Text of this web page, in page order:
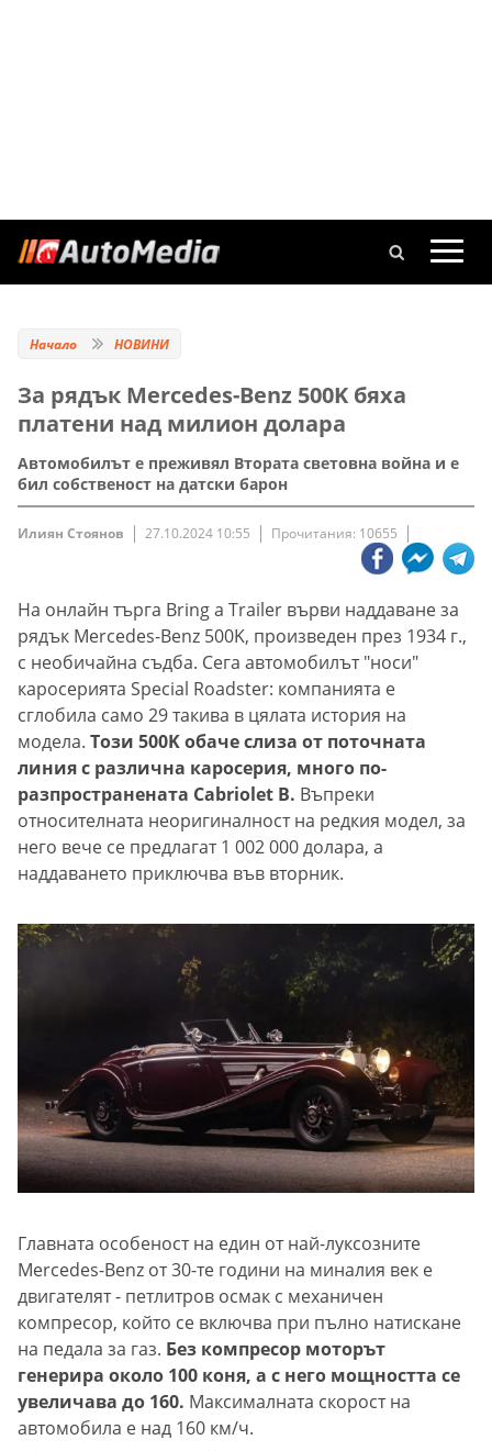
Начало НОВИНИ
За рядък Mercedes-Benz 500K бяха
платени над милион долара
Автомобилът е преживял Втората световна война и е
бил собственост на датски барон
Илиян Стоянов 27.10.2024 10:55 Прочитания: 10655
На онлайн търга Bring a Trailer върви наддаване за
рядък Mercedes-Benz 500K, произведен през 1934 г.,
с необичайна съдба. Сега автомобилът "носи"
каросерията Special Roadster: компанията е
сглобила само 29 такива в цялата история на
модела. Този 500K обаче слиза от поточната
линия с различна каросерия, много по-
разпространената Cabriolet B. Въпреки
относителната неоригиналност на редкия модел, за
него вече се предлагат 1 002 000 долара, а
наддаването приключва във вторник.
Главната особеност на един от най-луксозните
Mercedes-Benz от 30-те години на миналия век е
двигателят - петлитров осмак с механичен
компресор, който се включва при пълно натискане
на педала за газ. Без компресор моторът
генерира около 100 коня, а с него мощността се
увеличава до 160. Максималната скорост на
автомобила е над 160 км/ч.